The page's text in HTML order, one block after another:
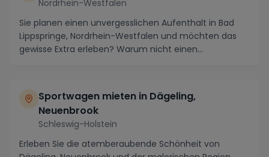
Nordrhein-Westfalen
Sie planen einen unvergesslichen Aufenthalt in Bad
Lippspringe, Nordrhein-Westfalen und möchten das
gewisse Extra erleben? Warum nicht einen
Sportwagen mieten in Dägeling,
Neuenbrook
Schleswig-Holstein
Erleben Sie die atemberaubende Schönheit von